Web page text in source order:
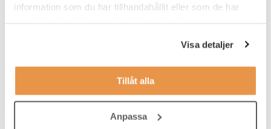
information som du har tillhandahållit eller som de har
Visa detaljer
Tillåt alla
Anpassa
driv och tycker om att lära sig nya saker.
Flytande svenska och engelska i tal och skrift
Erfarenhet att arbeta mycket digitalt med CRM system
Tidigare erfarenhet som innesäljare